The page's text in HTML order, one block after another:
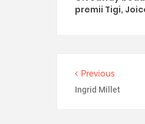
premii Tigi,
Previous
Ingrid Millet